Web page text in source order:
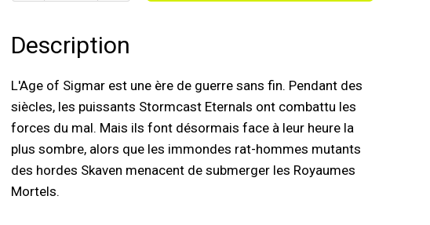
Description
L'Age of Sigmar est une ère de guerre sans fin. Pendant des
siècles, les puissants Stormcast Eternals ont combattu les
forces du mal. Mais ils font désormais face à leur heure la
plus sombre, alors que les immondes rat-hommes mutants
des hordes Skaven menacent de submerger les Royaumes
Mortels.